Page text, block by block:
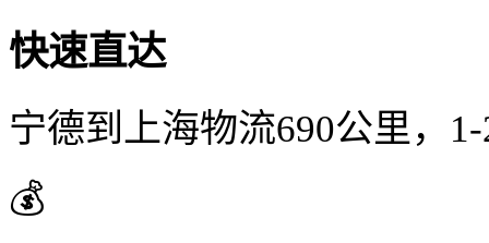
快速直达
宁德到上海物流690公里，
💰